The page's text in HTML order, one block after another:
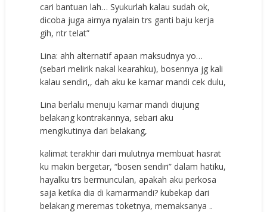
cari bantuan lah… Syukurlah kalau sudah ok,
dicoba juga airnya nyalain trs ganti baju kerja
gih, ntr telat”
Lina: ahh alternatif apaan maksudnya yo…
(sebari melirik nakal kearahku), bosennya jg kali
kalau sendiri,, dah aku ke kamar mandi cek dulu,
Lina berlalu menuju kamar mandi diujung
belakang kontrakannya, sebari aku
mengikutinya dari belakang,
kalimat terakhir dari mulutnya membuat hasrat
ku makin bergetar, “bosen sendiri” dalam hatiku,
hayalku trs bermunculan, apakah aku perkosa
saja ketika dia di kamarmandi? kubekap dari
belakang meremas toketnya, memaksanya ..